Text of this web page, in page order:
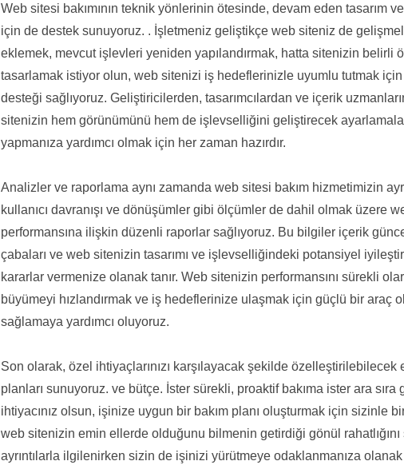
Web sitesi bakımının teknik yönlerinin ötesinde, devam eden tasarım
için de destek sunuyoruz. . İşletmeniz geliştikçe web siteniz de
eklemek, mevcut işlevleri yeniden yapılandırmak, hatta sitenizin belirli
tasarlamak istiyor olun, web sitenizi iş hedeflerinizle uyumlu tutmak için
desteği sağlıyoruz. Geliştiricilerden, tasarımcılardan ve içerik
sitenizin hem görünümünü hem de işlevselliğini geliştirecek
yapmanıza yardımcı olmak için her zaman hazırdır.
Analizler ve raporlama aynı zamanda web sitesi bakım hizmetimizin
kullanıcı davranışı ve dönüşümler gibi ölçümler de dahil olmak üzere
performansına ilişkin düzenli raporlar sağlıyoruz. Bu bilgiler içerik
çabaları ve web sitenizin tasarımı ve işlevselliğindeki potansiyel
kararlar vermenize olanak tanır. Web sitenizin performansını sürekli
büyümeyi hızlandırmak ve iş hedeflerinize ulaşmak için güçlü bir araç
sağlamaya yardımcı oluyoruz.
Son olarak, özel ihtiyaçlarınızı karşılayacak şekilde özelleştirilebilecek
planları sunuyoruz. ve bütçe. İster sürekli, proaktif bakıma ister ara
ihtiyacınız olsun, işinize uygun bir bakım planı oluşturmak için sizinle
web sitenizin emin ellerde olduğunu bilmenin getirdiği gönül
ayrıntılarla ilgilenirken sizin de işinizi yürütmeye odaklanmanıza olanak